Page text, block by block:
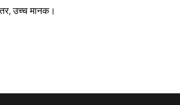
उच्च मानक।